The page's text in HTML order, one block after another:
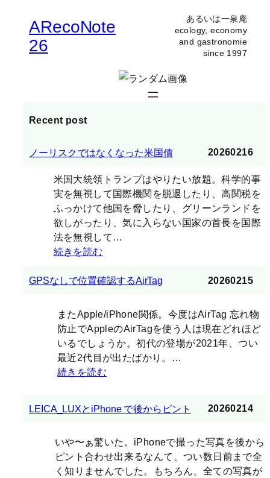
ARecoNote
26
あるいは一泉庵
ecology, economy
and gastronomie
since 1997
Recent post
ノーリスクではなくなった米国債 20260216
米国大統領トランプはやりたい放題。科学的事
実を無視して国際機関を脱退したり、高関税を
ふっかけて他国を脅したり、グリーンランドを
欲しがったり、気に入らない国家の首長を国際
法を無視して…
続きを読む
GPSなしで位置確認するAirTag 20260215
またApple/iPhone関係。今度はAirTag 忘れ物
防止でAppleのAirTagを使う人は現在どれほど
いるでしょうか。初代の登場が2021年、つい
最近2代目が出たばかり。…
続きを読む
LEICA_LUXとiPhone で後からピント 20260214
いや〜ぁ驚いた。iPhoneで撮った写真を後から
ピント合わせ出来るなんて、つい数日前まで全
く知りませんでした。もちろん、全ての写真が